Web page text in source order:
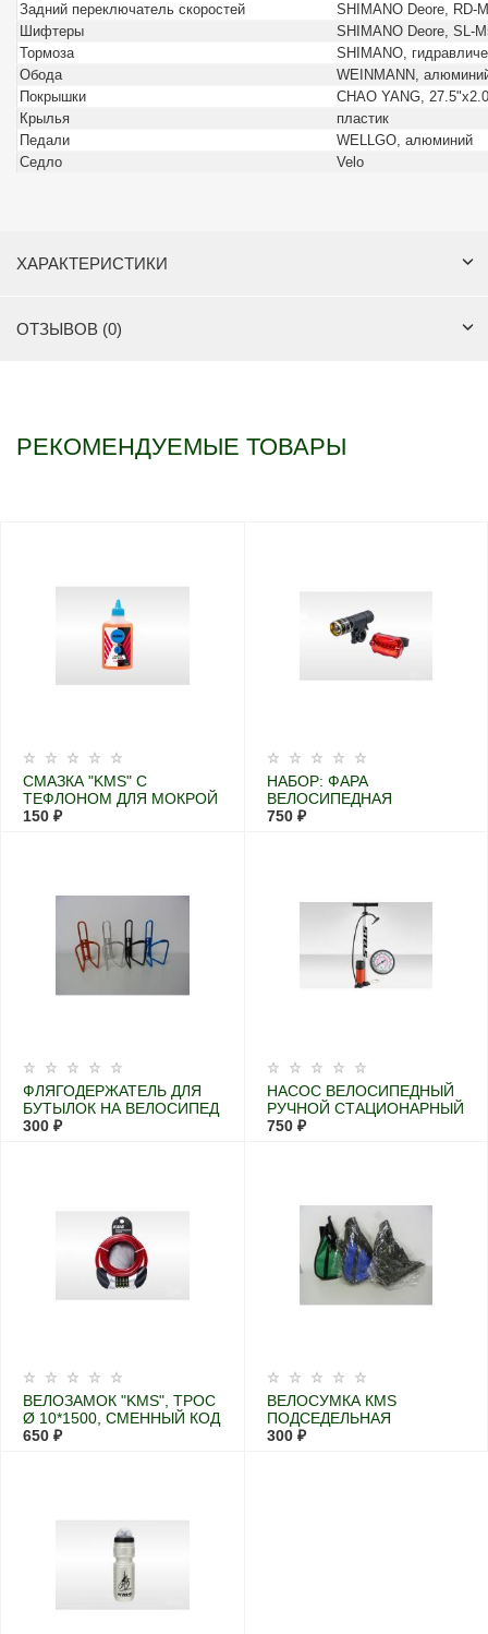
Задний переключатель скоростей
SHIMANO Deore, RD-
Шифтеры
SHIMANO Deore, SL-
Тормоза
SHIMANO,
Обода
WEINMANN,
Покрышки
CHAO YANG,
Крылья
пластик
Педали
WELLGO, алюминий
Седло
Velo
ХАРАКТЕРИСТИКИ
ОТЗЫВОВ (0)
РЕКОМЕНДУЕМЫЕ ТОВАРЫ
СМАЗКА "KMS" С
ТЕФЛОНОМ ДЛЯ МОКРОЙ
ПОГОДЫ, 100МЛ
150 ₽
НАБОР: ФАРА
ВЕЛОСИПЕДНАЯ
ПЕРЕДНЯЯ С
750 ₽
ФЛЯГОДЕРЖАТЕЛЬ ДЛЯ
БУТЫЛОК НА ВЕЛОСИПЕД
300 ₽
НАСОС ВЕЛОСИПЕДНЫЙ
РУЧНОЙ СТАЦИОНАРНЫЙ
STELS
750 ₽
ВЕЛОЗАМОК "KMS", ТРОС
Ø 10*1500, СМЕННЫЙ КОД
С ПОДСВЕТКОЙ
650 ₽
ВЕЛОСУМКА КМS
ПОДСЕДЕЛЬНАЯ
300 ₽